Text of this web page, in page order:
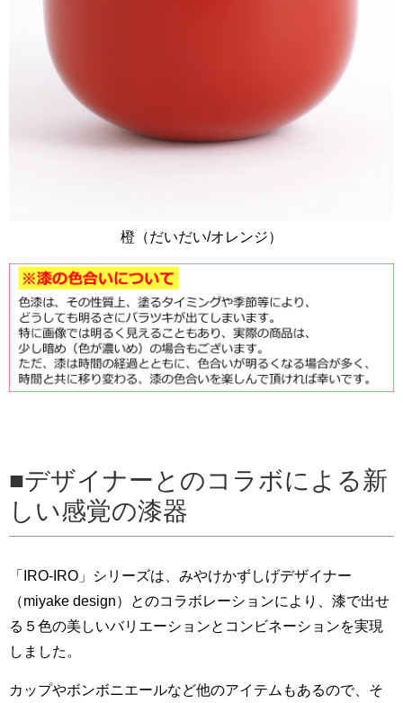
橙（だいだい/オレンジ）
デザイナーとのコラボによる新
しい感覚の漆器
「IRO-IRO」シリーズは、みやけかずしげデザイナー
（miyake design）とのコラボレーションにより、漆で出せ
る５色の美しいバリエーションとコンビネーションを実現
しました。
カップやボンボニエールなど他のアイテムもあるので、そ